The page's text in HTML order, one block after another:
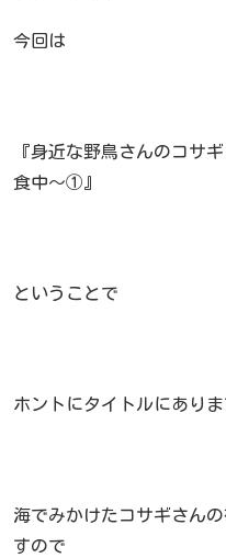
今回は
『身近な野鳥さんのコサ
食中～①』
ということで
ホントにタイトルにあり
海でみかけたコサギさん
すので